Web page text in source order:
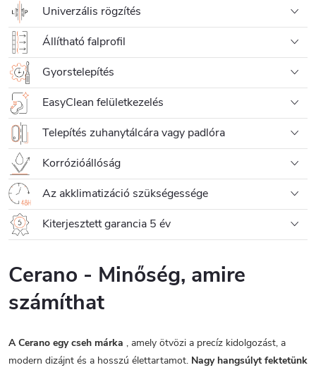
Univerzális rögzítés
Állítható falprofil
Gyorstelepítés
EasyClean felületkezelés
Telepítés zuhanytálcára vagy padlóra
Korrózióállóság
Az akklimatizáció szükségessége
Kiterjesztett garancia 5 év
Cerano - Minőség, amire
számíthat
A Cerano egy cseh márka , amely ötvözi a precíz kidolgozást, a
modern dizájnt és a hosszú élettartamot. Nagy hangsúlyt fektetünk